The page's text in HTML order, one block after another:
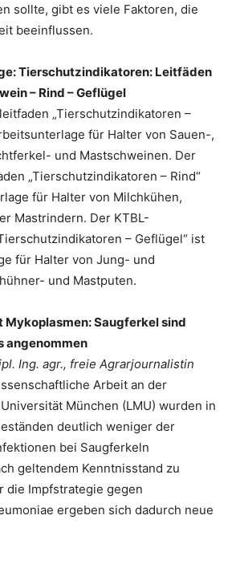
sollte, gibt es viele Faktoren, die
beeinflussen.
Tierschutzindikatoren: Leitfäden
– Rind – Geflügel
„Tierschutzindikatoren –
für Halter von Sauen-,
und Mastschweinen. Der
„Tierschutzindikatoren – Rind“
für Halter von Milchkühen,
Mastrindern. Der KTBL-
– Geflügel“ ist
für Halter von Jung- und
und Mastputen.
Mykoplasmen: Saugferkel sind
angenommen
Ing. agr., freie Agrarjournalistin
Arbeit an der
München (LMU) wurden in
deutlich weniger der
bei Saugferkeln
geltendem Kenntnisstand zu
die Impfstrategie gegen
ergeben sich dadurch neue